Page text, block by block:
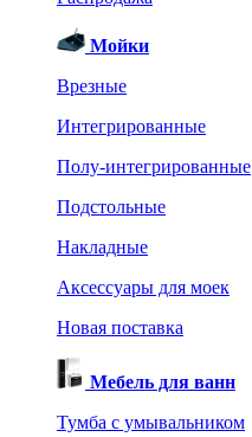
Мойки
Врезные
Интегрированные
Полу-интегрированные
Подстольные
Накладные
Аксессуары для моек
Новая поставка
Мебель для ванн
Тумба с умывальником